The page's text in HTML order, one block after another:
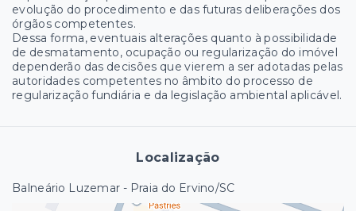
evolução do procedimento e das futuras deliberações dos
órgãos competentes.
Dessa forma, eventuais alterações quanto à possibilidade
de desmatamento, ocupação ou regularização do imóvel
dependerão das decisões que vierem a ser adotadas pelas
autoridades competentes no âmbito do processo de
regularização fundiária e da legislação ambiental aplicável.
Localização
Balneário Luzemar - Praia do Ervino/SC